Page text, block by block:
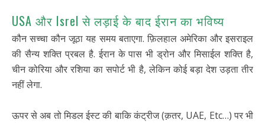
USA और Isrel से लड़ाई के बाद ईरान का भविष्य
कौन सच्चा कौन जूठा यह समय बताएगा. फ़िलहाल अमेरिका और इसराइल
की सैन्य शक्ति प्रबल है. ईरान के पास भी ड्रोन और मिसाईल शक्ति है,
चीन कोरिया और रशिया का सपोर्ट भी है, लेकिन कोई बड़ा देश उड़ता तीर
नहीं लेगा.
ऊपर से अब तो मिडल ईस्ट की बाकि कंट्रीज (क़तर, UAE, Etc…) पर भी